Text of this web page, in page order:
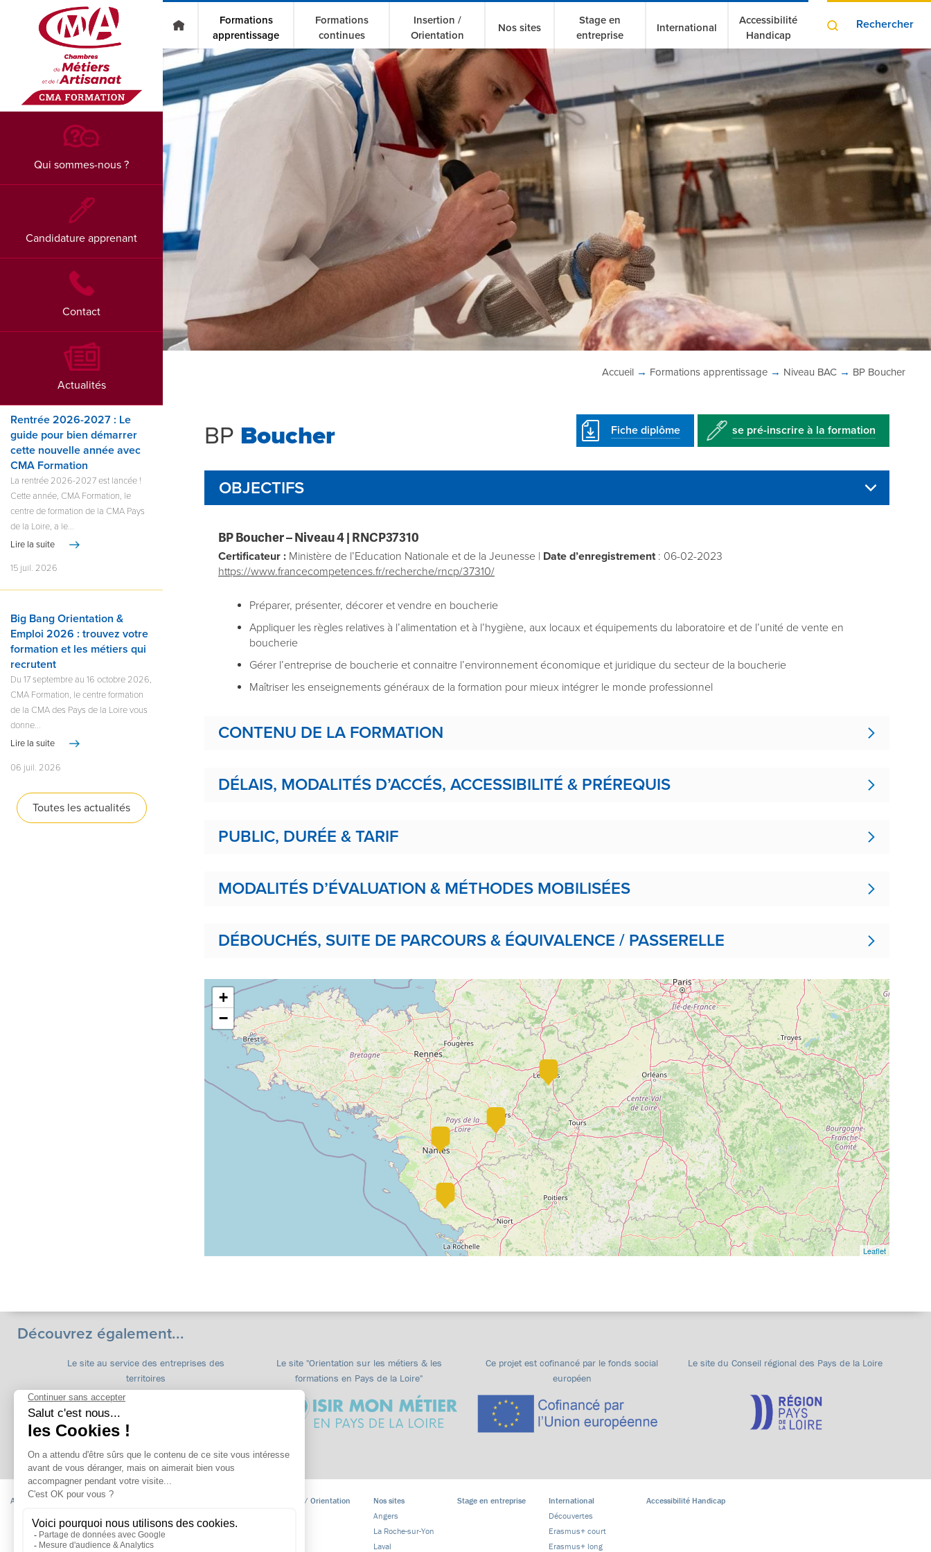
Go to main content
Formations
apprentissage
Formations
continues
Insertion /
Orientation
Nos sites
Stage en
entreprise
International
Accessibilité
Handicap
Rechercher
Qui sommes-nous ?
Candidature apprenant
Contact
Actualités
Rentrée 2026-2027 : Le
guide pour bien démarrer
cette nouvelle année avec
CMA Formation
La rentrée 2026-2027 est lancée !
Cette année, CMA Formation, le
centre de formation de la CMA Pays
de la Loire, a le...
Lire la suite
15 juil. 2026
Big Bang Orientation &
Emploi 2026 : trouvez votre
formation et les métiers qui
recrutent
Du 17 septembre au 16 octobre 2026,
CMA Formation, le centre formation
de la CMA des Pays de la Loire vous
donne...
Lire la suite
06 juil. 2026
Toutes les actualités
Accueil→ Formationsapprentissage→ Niveau BAC→ BP Boucher
Fiche diplôme se pré-inscrire à la formation
BP Boucher
OBJECTIFS
BP Boucher– Niveau 4 | RNCP37310
Certificateur : Ministère de l’Education Nationale et de la Jeunesse | Date d’enregistrement: 06-02-2023
https://www.francecompetences.fr/recherche/rncp/37310/
Préparer, présenter, décorer et vendre en boucherie
Appliquer les règles relatives à l’alimentation et à l’hygiène, aux locaux et équipements du laboratoire et de l’unité de vente en
boucherie
Gérer l’entreprise de boucherie et connaitre l’environnement économique et juridique du secteur de la boucherie
Maîtriser les enseignements généraux de la formation pour mieux intégrer le monde professionnel
CONTENU DE LA FORMATION
DÉLAIS, MODALITÉS D’ACCÉS, ACCESSIBILITÉ & PRÉREQUIS
PUBLIC, DURÉE & TARIF
MODALITÉS D’ÉVALUATION & MÉTHODES MOBILISÉES
DÉBOUCHÉS, SUITE DE PARCOURS & ÉQUIVALENCE / PASSERELLE
+
−
Leaflet
Découvrez également...
Le site au service des entreprises des
territoires
Le site "Orientation sur les métiers & les
formations en Pays de la Loire"
Ce projet est cofinancé par le fonds social
européen
Le site du Conseil régional des Pays de la Loire
Accueil Formationsapprentissage
Niveau BAC
Niveau Post BAC
Insertion / Orientation
Nos sites
Angers
La Roche-sur-Yon
Laval
Stage en entreprise
International
Découvertes
Erasmus+ court
Erasmus+ long
Accessibilité Handicap